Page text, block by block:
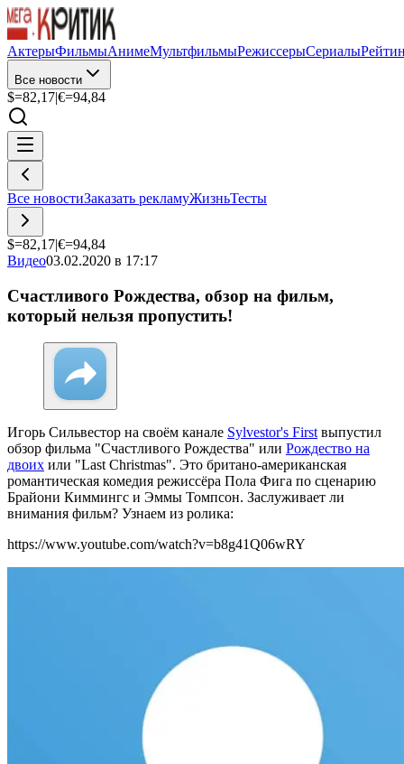
АктерыФильмыАнимеМультфильмыРежиссерыСериалы
Все новости
$=82,17|€=94,84
Все новостиЗаказать рекламуЖизньТесты
$=82,17|€=94,84
Видео03.02.2020 в 17:17
Счастливого Рождества, обзор на фильм,
который нельзя пропустить!
Игорь Сильвестор на своём канале Sylvestor's Firstвыпустил
обзор фильма "Счастливого Рождества" или Рождество на
двоих или "Last Christmas". Это британо-американская
романтическая комедия режиссёра Пола Фига по сценарию
Брайони Киммингс и Эммы Томпсон. Заслуживает ли
внимания фильм? Узнаем из ролика:
https://www.youtube.com/watch?v=b8g41Q06wRY